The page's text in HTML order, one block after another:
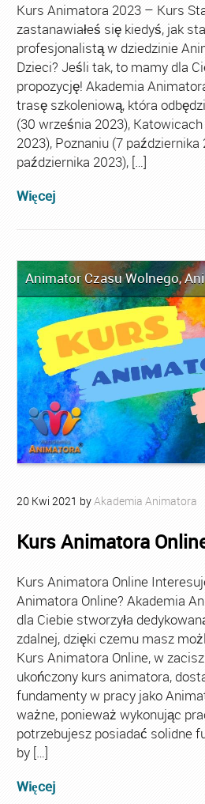
Kurs Animatora 2023 – Kurs
zastanawiałeś się kiedyś, jak
profesjonalistą w dziedzinie
Dzieci? Jeśli tak, to mamy dla
propozycję! Akademia
trasę szkoleniową, która
(30 września 2023),
2023), Poznaniu (7 października
października 2023), […]
Więcej
Animator Czasu Wolnego,
20 Kwi 2021 byAkademia Animatora
Kurs Animatora
Kurs Animatora Online
Animatora Online? Akademia
dla Ciebie stworzyła
zdalnej, dzięki czemu masz
Kurs Animatora Online, w
ukończony kurs animatora,
fundamenty w pracy jako
ważne, ponieważ wykonując
potrzebujesz posiadać solidne
by […]
Więcej